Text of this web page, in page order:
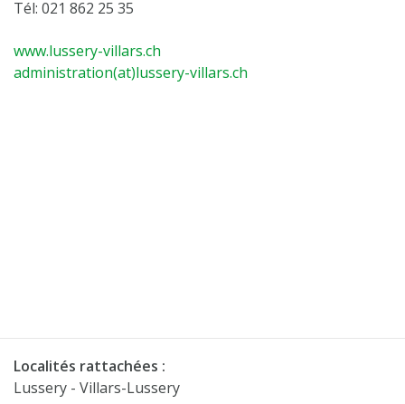
Tél: 021 862 25 35
www.lussery-villars.ch
administration(at)lussery-villars.ch
Localités rattachées :
Lussery - Villars-Lussery